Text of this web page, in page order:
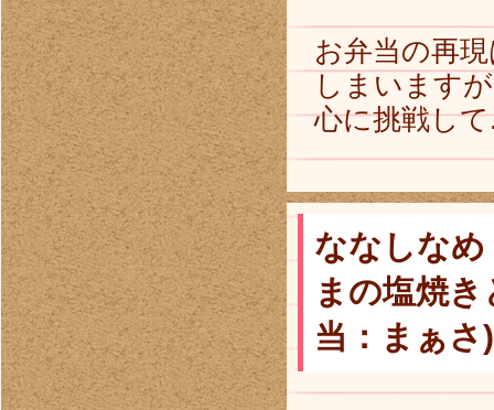
お弁当の再
しまいます
心に挑戦し
ななしな
まの塩焼
当：まぁさ)